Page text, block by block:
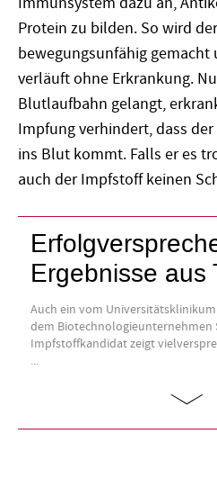
Protein zu bilden. So wird
bewegungsunfähig
verläuft ohne Erkrankung.
Blutlaufbahn gelangt,
Impfung verhindert, dass
ins Blut kommt. Falls er es
auch der Impfstoff keinen
Ergebnisse aus
Auch ein vom
dem Biotechnologieunternehmen
Impfstoffkandidat zeigt
...